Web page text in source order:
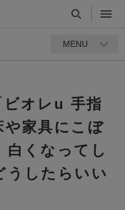
MENU
ビオレu 手指
や家具にこぼ
白くなってし
うしたらいい